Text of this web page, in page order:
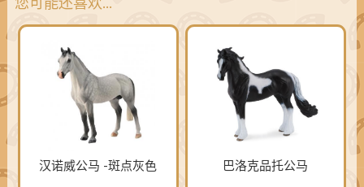
汉诺威公马 -斑点灰色 巴洛克品托公马